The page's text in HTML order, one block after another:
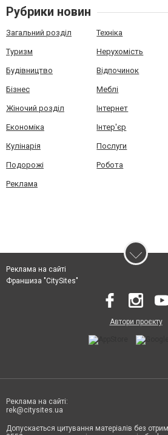
Рубрики новин
Загальний розділ Техніка
Туризм Нерухомість
Будівництво Відпочинок
Бізнес Меблі
Жіночий розділ Інтернет
Економіка Інтер'єр
Кулінарія Послуги
Подорожі Робота
Реклама
Реклама на сайті
Франшиза "CitySites"
Автори проєкту
Реклама на сайті:
rek@citysites.ua
Допускається цитування матеріалів без